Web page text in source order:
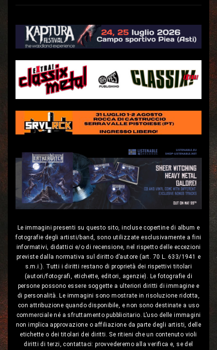
Le immagini presenti su questo sito, incluse copertine di album e
fotografie degli artisti/band, sono utilizzate esclusivamente a fini
informativi, didattici e/o di recensione, nel rispetto delle eccezioni
previste dalla normativa sul diritto d’autore (art. 70 L. 633/1941 e
s.m.i.). Tutti i diritti restano di proprietà dei rispettivi titolari
(autori/fotografi, etichette, editori, agenzie). Le fotografie di
persone possono essere soggette a ulteriori diritti di immagine e
di personalità. Le immagini sono mostrate in risoluzione ridotta,
con attribuzione quando disponibile, e non sono destinate a uso
commerciale né a sfruttamento pubblicitario. L’uso delle immagini
non implica approvazione o affiliazione da parte degli artisti, delle
etichette o dei titolari dei diritti. Se ritieni che un contenuto violi
diritti di terzi, contattaci: provvederemo alla verifica e, se del